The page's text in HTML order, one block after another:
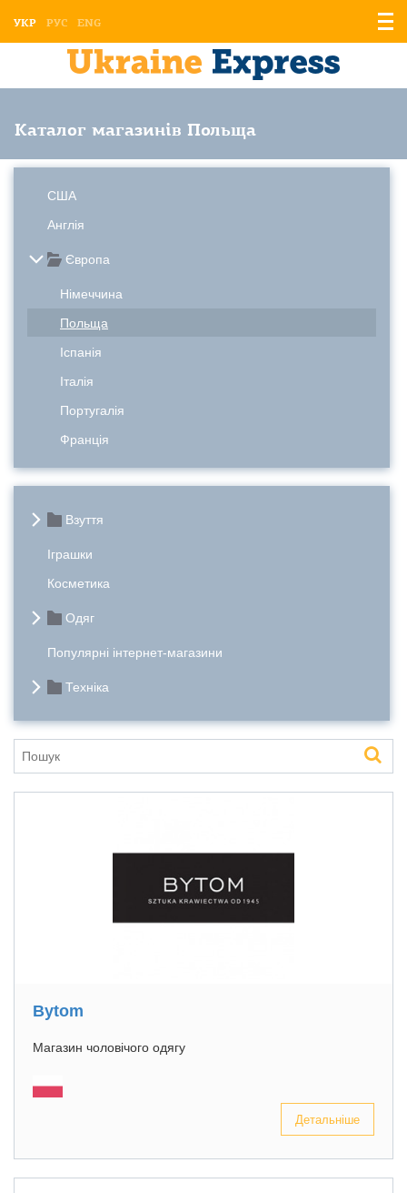
УКР РУС ENG
Каталог магазинів Польща
США
Англія
Європа
Німеччина
Польща
Іспанія
Італія
Португалія
Франція
Взуття
Іграшки
Косметика
Одяг
Популярні інтернет-магазини
Техніка
Bytom
Магазин чоловічого одягу
Детальніше